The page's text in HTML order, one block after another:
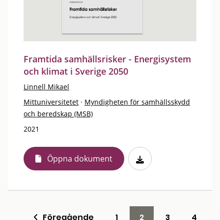
Framtida samhällsrisker - Energisystem
och klimat i Sverige 2050
Linnell Mikael
Mittuniversitetet · Myndigheten för samhällsskydd
och beredskap (MSB)
2021
Öppna dokument
Föregående 1 2 3 4